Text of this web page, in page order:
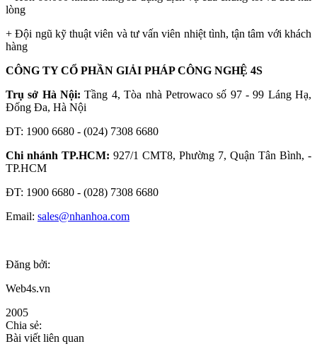
lòng
+ Đội ngũ kỹ thuật viên và tư vấn viên nhiệt tình, tận tâm với khách
hàng
CÔNG TY CỔ PHẦN GIẢI PHÁP CÔNG NGHỆ 4S
Trụ sở Hà Nội: Tầng 4, Tòa nhà Petrowaco số 97 - 99 Láng Hạ,
Đống Đa, Hà Nội
ĐT: 1900 6680 - (024) 7308 6680
Chi nhánh TP.HCM: 927/1 CMT8, Phường 7, Quận Tân Bình, -
TP.HCM
ĐT: 1900 6680 - (028) 7308 6680
Email: sales@nhanhoa.com
Đăng bởi:
Web4s.vn
2005
Chia sẻ:
Bài viết liên quan